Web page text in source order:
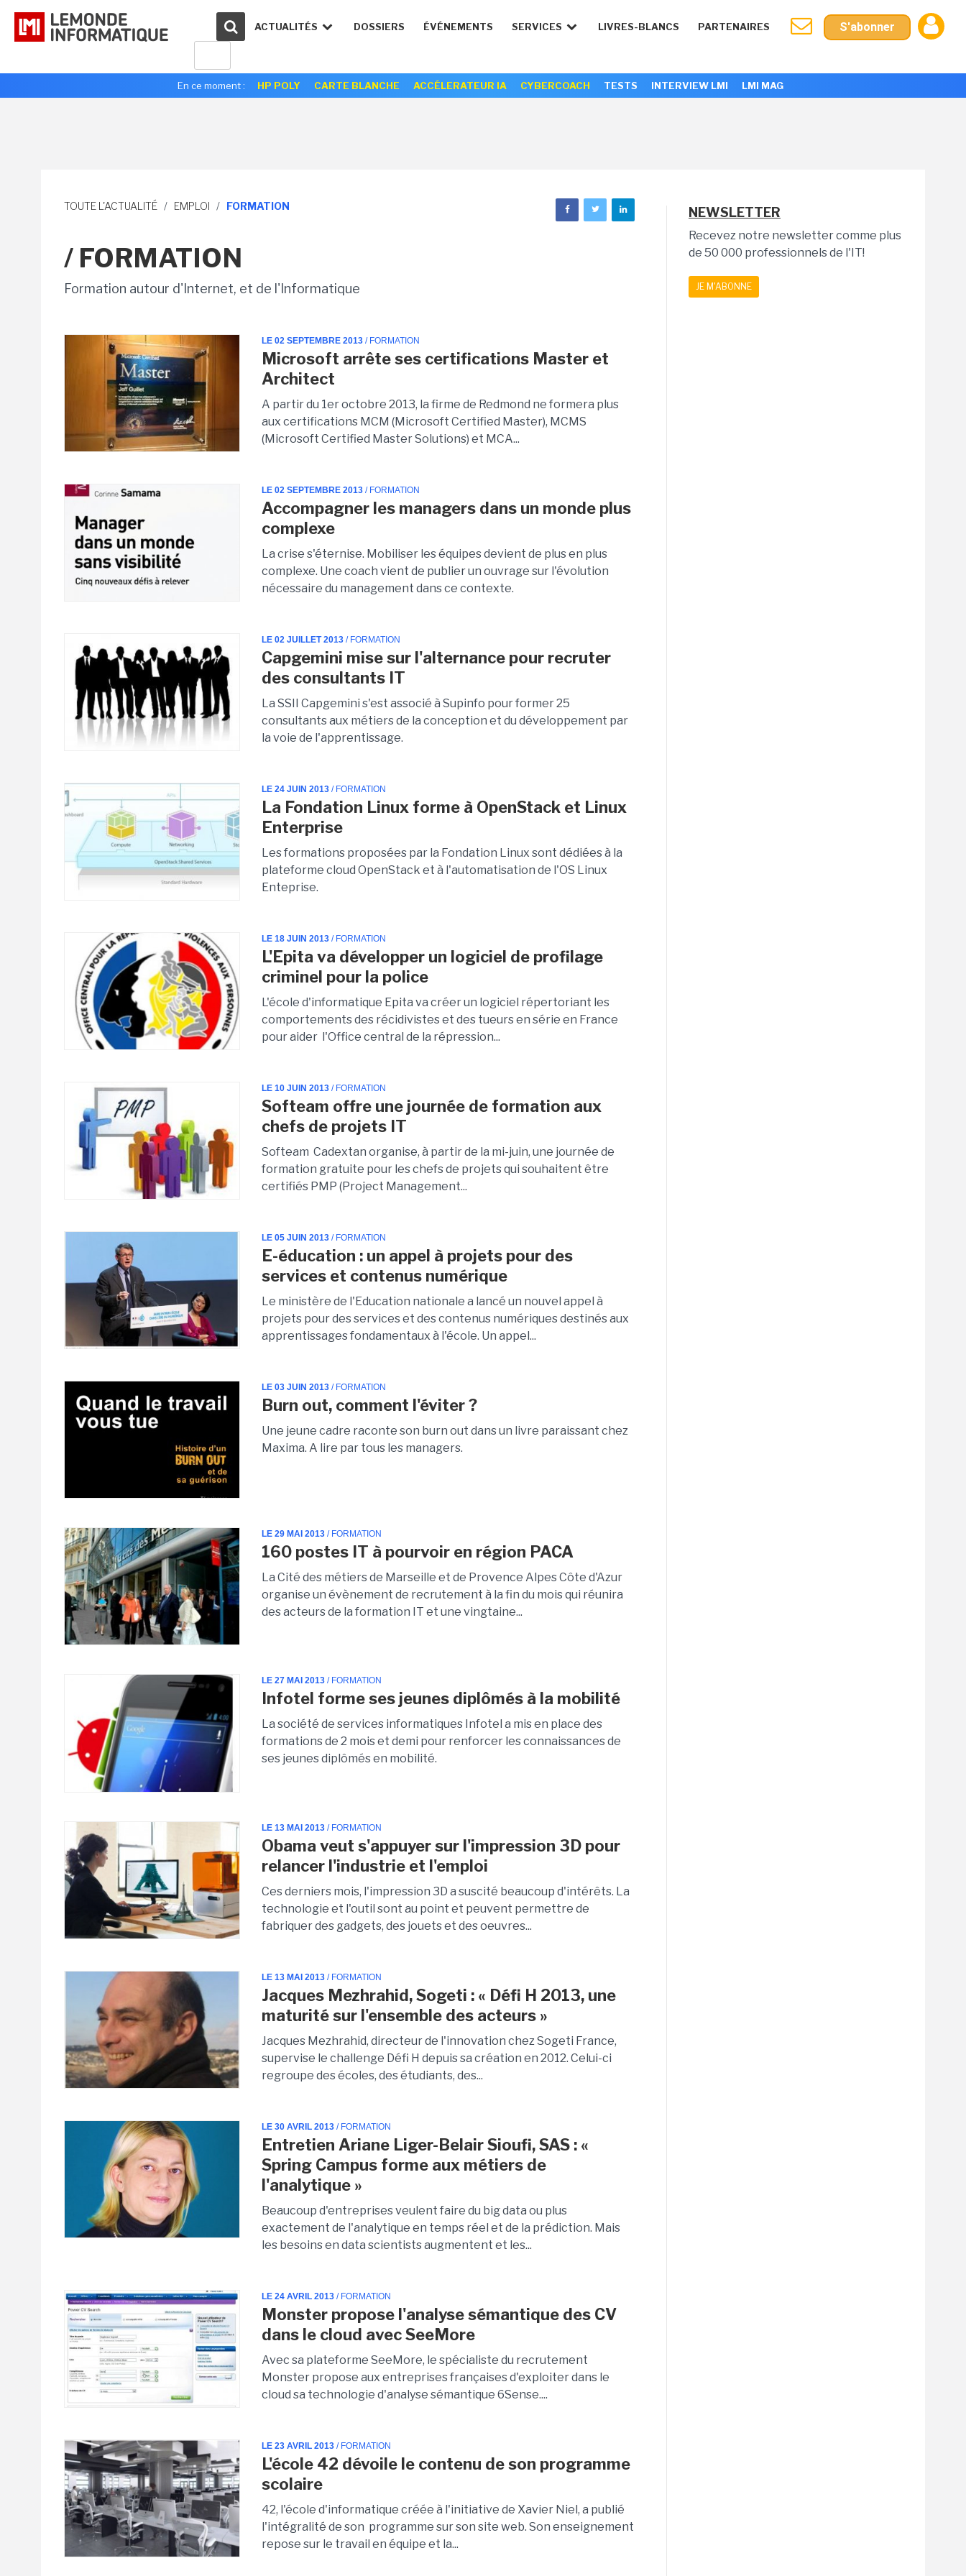
ACTUALITÉS DOSSIERS ÉVÉNEMENTS SERVICES LIVRES-BLANCS PARTENAIRES S'abonner
En ce moment : HP POLY CARTE BLANCHE ACCÉLERATEUR IA CYBERCOACH TESTS INTERVIEW LMI LMI MAG
TOUTE L'ACTUALITÉ / EMPLOI / FORMATION
/ FORMATION
Formation autour d'Internet, et de l'Informatique
LE 02 SEPTEMBRE 2013 / FORMATION
Microsoft arrête ses certifications Master et
Architect
A partir du 1er octobre 2013, la firme de Redmond ne formera plus
aux certifications MCM (Microsoft Certified Master), MCMS
(Microsoft Certified Master Solutions) et MCA...
LE 02 SEPTEMBRE 2013 / FORMATION
Accompagner les managers dans un monde plus
complexe
La crise s'éternise. Mobiliser les équipes devient de plus en plus
complexe. Une coach vient de publier un ouvrage sur l'évolution
nécessaire du management dans ce contexte.
LE 02 JUILLET 2013 / FORMATION
Capgemini mise sur l'alternance pour recruter
des consultants IT
La SSII Capgemini s'est associé à Supinfo pour former 25
consultants aux métiers de la conception et du développement par
la voie de l'apprentissage.
LE 24 JUIN 2013 / FORMATION
La Fondation Linux forme à OpenStack et Linux
Enterprise
Les formations proposées par la Fondation Linux sont dédiées à la
plateforme cloud OpenStack et à l'automatisation de l'OS Linux
Enteprise.
LE 18 JUIN 2013 / FORMATION
L'Epita va développer un logiciel de profilage
criminel pour la police
L'école d'informatique Epita va créer un logiciel répertoriant les
comportements des récidivistes et des tueurs en série en France
pour aider l'Office central de la répression...
LE 10 JUIN 2013 / FORMATION
Softeam offre une journée de formation aux
chefs de projets IT
Softeam Cadextan organise, à partir de la mi-juin, une journée de
formation gratuite pour les chefs de projets qui souhaitent être
certifiés PMP (Project Management...
LE 05 JUIN 2013 / FORMATION
E-éducation : un appel à projets pour des
services et contenus numérique
Le ministère de l'Education nationale a lancé un nouvel appel à
projets pour des services et des contenus numériques destinés aux
apprentissages fondamentaux à l'école. Un appel...
LE 03 JUIN 2013 / FORMATION
Burn out, comment l'éviter ?
Une jeune cadre raconte son burn out dans un livre paraissant chez
Maxima. A lire par tous les managers.
LE 29 MAI 2013 / FORMATION
160 postes IT à pourvoir en région PACA
La Cité des métiers de Marseille et de Provence Alpes Côte d'Azur
organise un évènement de recrutement à la fin du mois qui réunira
des acteurs de la formation IT et une vingtaine...
LE 27 MAI 2013 / FORMATION
Infotel forme ses jeunes diplômés à la mobilité
La société de services informatiques Infotel a mis en place des
formations de 2 mois et demi pour renforcer les connaissances de
ses jeunes diplômés en mobilité.
LE 13 MAI 2013 / FORMATION
Obama veut s'appuyer sur l'impression 3D pour
relancer l'industrie et l'emploi
Ces derniers mois, l'impression 3D a suscité beaucoup d'intérêts. La
technologie et l'outil sont au point et peuvent permettre de
fabriquer des gadgets, des jouets et des oeuvres...
LE 13 MAI 2013 / FORMATION
Jacques Mezhrahid, Sogeti : « Défi H 2013, une
maturité sur l'ensemble des acteurs »
Jacques Mezhrahid, directeur de l'innovation chez Sogeti France,
supervise le challenge Défi H depuis sa création en 2012. Celui-ci
regroupe des écoles, des étudiants, des...
LE 30 AVRIL 2013 / FORMATION
Entretien Ariane Liger-Belair Sioufi, SAS : «
Spring Campus forme aux métiers de
l'analytique »
Beaucoup d'entreprises veulent faire du big data ou plus
exactement de l'analytique en temps réel et de la prédiction. Mais
les besoins en data scientists augmentent et les...
LE 24 AVRIL 2013 / FORMATION
Monster propose l'analyse sémantique des CV
dans le cloud avec SeeMore
Avec sa plateforme SeeMore, le spécialiste du recrutement
Monster propose aux entreprises françaises d'exploiter dans le
cloud sa technologie d'analyse sémantique 6Sense....
LE 23 AVRIL 2013 / FORMATION
L'école 42 dévoile le contenu de son programme
scolaire
42, l'école d'informatique créée à l'initiative de Xavier Niel, a publié
l'intégralité de son programme sur son site web. Son enseignement
repose sur le travail en équipe et la...
NEWSLETTER
Recevez notre newsletter comme plus
de 50 000 professionnels de l'IT!
JE M'ABONNE